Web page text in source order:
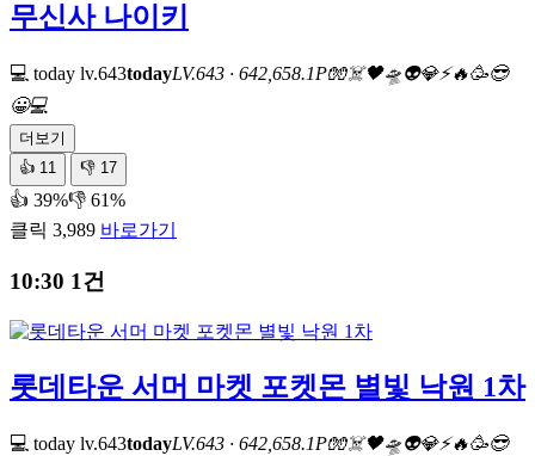
무신사 나이키
💻 today lv.643todayLV.643 · 642,658.1P🧤☠️🖤🛸👽💎⚡🔥🥳😎
😀💻
더보기
👍 11 👎 17
👍 39%👎 61%
클릭 3,989 바로가기
10:30 1건
롯데타운 서머 마켓 포켓몬 별빛 낙원 1차
💻 today lv.643todayLV.643 · 642,658.1P🧤☠️🖤🛸👽💎⚡🔥🥳😎